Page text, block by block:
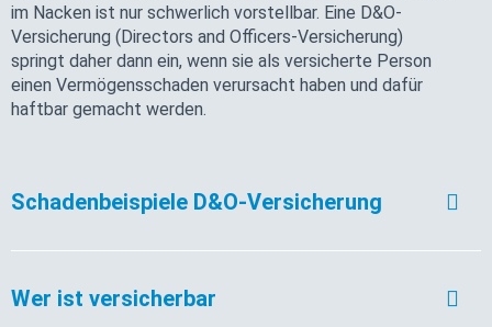
im Nacken ist nur schwerlich vorstellbar. Eine D&O-
Versicherung (Directors and Officers-Versicherung)
springt daher dann ein, wenn sie als versicherte Person
einen Vermögensschaden verursacht haben und dafür
haftbar gemacht werden.
Schadenbeispiele D&O-Versicherung
Wer ist versicherbar